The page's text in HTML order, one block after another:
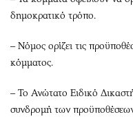
δημοκρατικό τρόπο.
– Νόμος ορίζει τις
κόμματος.
– Το Ανώτατο Ειδικό
συνδρομή των